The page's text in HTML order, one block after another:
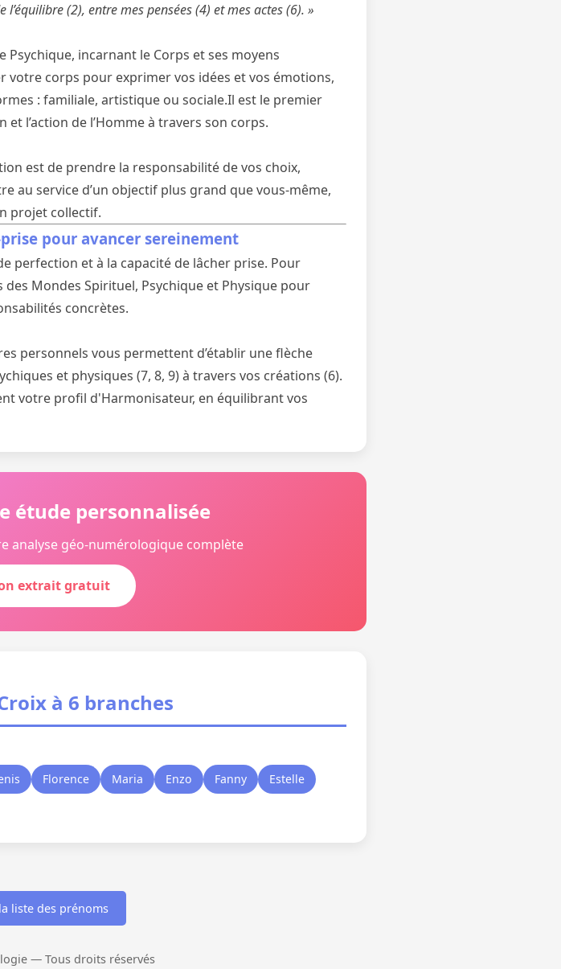
(2), entre mes pensées (4) et mes actes (6). »
Psychique, incarnant le Corps et ses moyens
votre corps pour exprimer vos idées et vos émotions,
: familiale, artistique ou sociale.Il est le premier
et l’action de l’Homme à travers son corps.
est de prendre la responsabilité de vos choix,
au service d’un objectif plus grand que vous-même,
projet collectif.
pour avancer sereinement
perfection et à la capacité de lâcher prise. Pour
Mondes Spirituel, Psychique et Physique pour
concrètes.
personnels vous permettent d’établir une flèche
et physiques (7, 8, 9) à travers vos créations (6).
votre profil d'Harmonisateur, en équilibrant vos
étude personnalisée
analyse géo-numérologique complète
extrait gratuit
à 6 branches
Florence Maria Enzo Fanny
Estelle
liste des prénoms
— Tous droits réservés